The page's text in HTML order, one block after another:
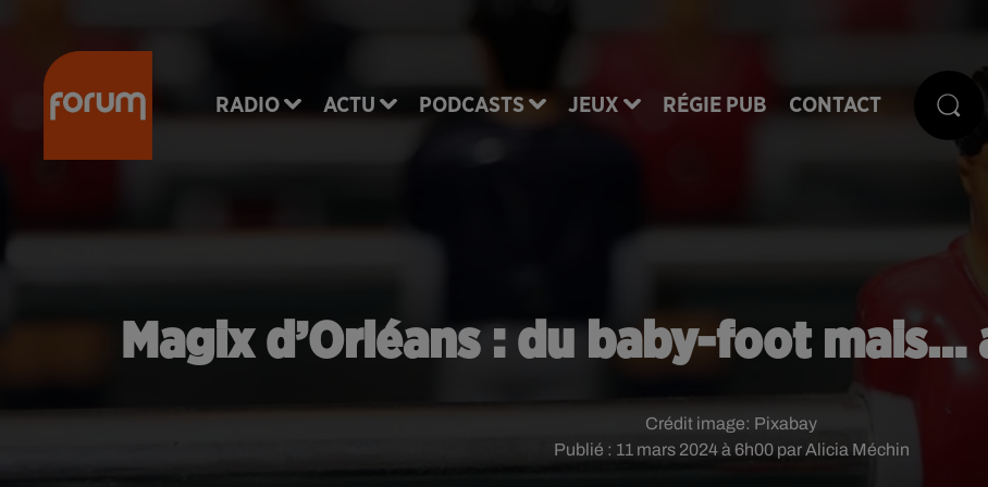
RADIO ACTU PODCASTS JEUX RÉGIE PUB CONTACT
Magix d’Orléans : du baby-foot
Publié : 11 mars 2024 à 6h00 par Alicia Méchin
Crédit image: Pixabay